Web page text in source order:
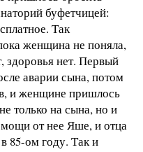
буфетчицей:
Так
женщина не поняла,
здоровья нет. Первый
аварии сына, потом
и женщине пришлось
только на сына, но и
от нее Яше, и отца
85-ом году. Так и